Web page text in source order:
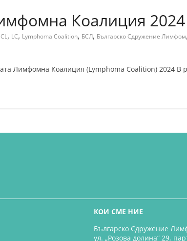
Коалиция 2024
, LC, Lymphoma Coalition, БСЛ, Българско Сдружение Лимфом,
Лимфомна Коалиция (Lymphoma Coalition) 2024 В
КОИ СМЕ НИЕ
Българско Сдружение
ул. „Розова долина“ 29,